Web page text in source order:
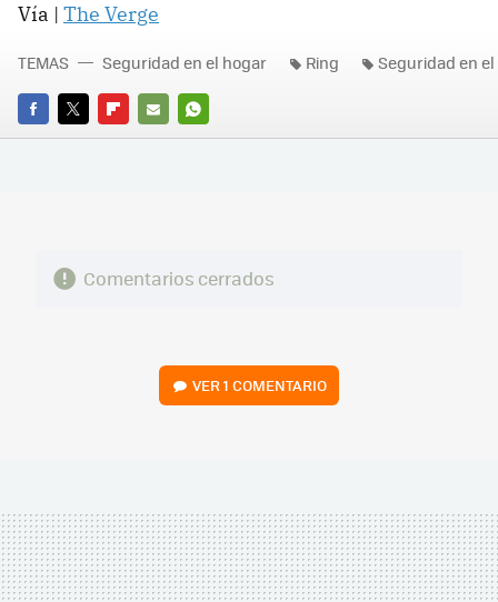
Vía | The Verge
FACEBOOK
TWITTERFLIPBOARD
E-
WHATSAPP
TEMAS Seguridad en el hogar Ring Seguridad en
Comentarios cerrados
VER1 COMENTARIO